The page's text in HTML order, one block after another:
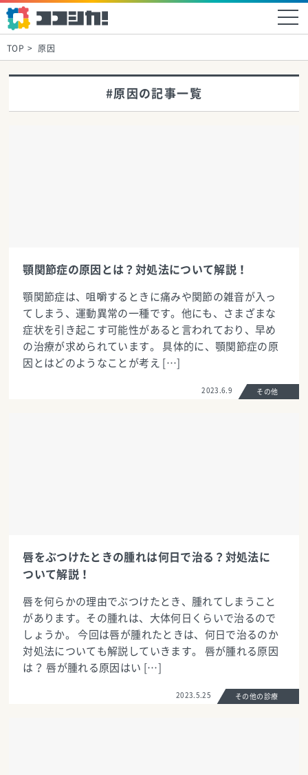
TOP 原因
#原因の記事一覧
顎関節症の原因とは？対処法について解説！
顎関節症は、咀嚼するときに痛みや関節の雑音が入っ
てしまう、運動異常の一種です。他にも、さまざまな
症状を引き起こす可能性があると言われており、早め
の治療が求められています。 具体的に、顎関節症の原
因とはどのようなことが考え […]
2023.6.9 その他
唇をぶつけたときの腫れは何日で治る？対処法に
ついて解説！
唇を何らかの理由でぶつけたとき、腫れてしまうこと
があります。その腫れは、大体何日くらいで治るので
しょうか。 今回は唇が腫れたときは、何日で治るのか
対処法についても解説していきます。 唇が腫れる原因
は？ 唇が腫れる原因はい […]
2023.5.25 その他の診療